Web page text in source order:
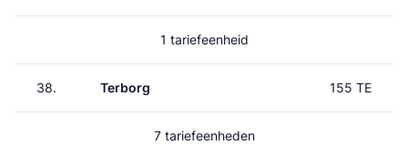
1 tariefeenheid
38. Terborg 155 TE
7 tariefeenheden